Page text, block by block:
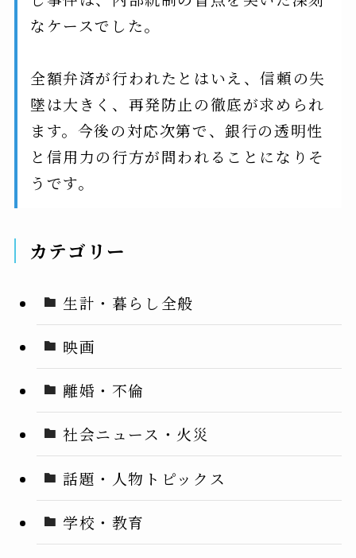
なケースでした。
全額弁済が行われたとはいえ、信頼の失
墜は大きく、再発防止の徹底が求められ
ます。今後の対応次第で、銀行の透明性
と信用力の行方が問われることになりそ
うです。
カテゴリー
生計・暮らし全般
映画
離婚・不倫
社会ニュース・火災
話題・人物トピックス
学校・教育